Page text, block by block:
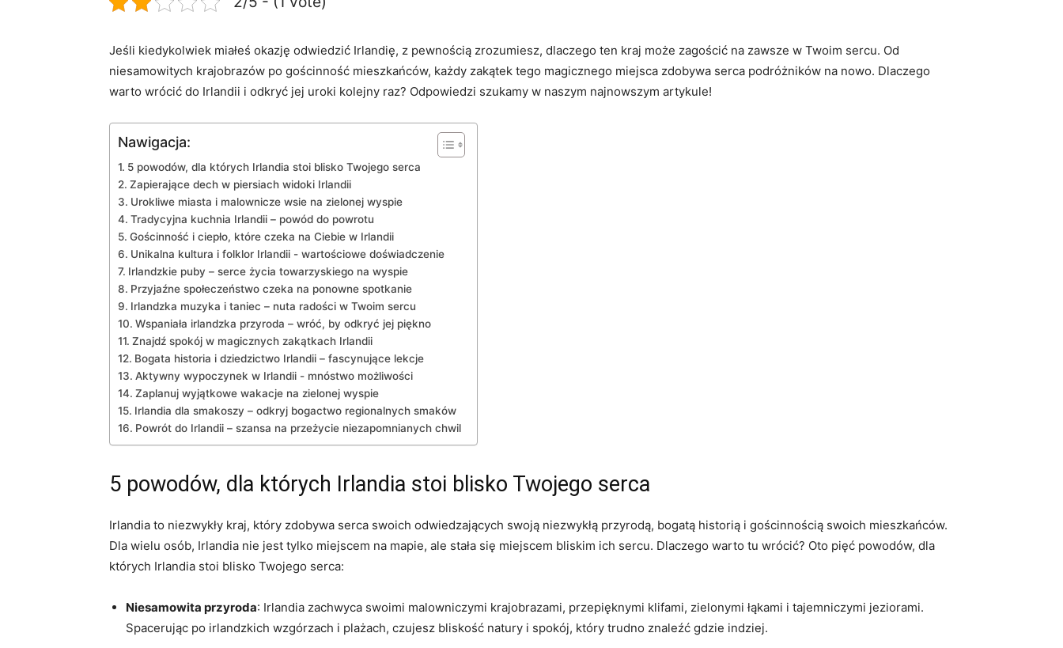
Jeśli kiedykolwiek miałeś okazję odwiedzić Irlandię, z pewnością ‌zrozumiesz, dlaczego ten kraj może zagościć na zawsze w Twoim sercu. Od
niesamowitych krajobrazów ⁤po gościnność mieszkańców, każdy zakątek ‍tego ⁢magicznego miejsca zdobywa serca podróżników na nowo. Dlaczego
warto wrócić do Irlandii i odkryć ⁢jej uroki kolejny raz? Odpowiedzi szukamy w naszym najnowszym artykule!
Nawigacja:
5 powodów, dla których Irlandia stoi blisko Twojego serca
Zapierające dech​ w⁢ piersiach widoki Irlandii
Urokliwe miasta i malownicze wsie na zielonej wyspie
Tradycyjna kuchnia ‌Irlandii – powód do powrotu
Gościnność i ciepło, które czeka na Ciebie w Irlandii
Unikalna kultura i⁢ folklor Irlandii ​- wartościowe doświadczenie
Irlandzkie puby – serce życia towarzyskiego na wyspie
Przyjaźne społeczeństwo ⁤czeka na ponowne spotkanie
Irlandzka muzyka ‌i taniec – nuta radości w Twoim sercu
Wspaniała irlandzka przyroda – wróć, by odkryć jej piękno
Znajdź spokój w magicznych zakątkach Irlandii
Bogata ‌historia i ⁤dziedzictwo Irlandii – fascynujące lekcje
Aktywny wypoczynek w Irlandii -⁢ mnóstwo możliwości
Zaplanuj wyjątkowe wakacje na zielonej wyspie
Irlandia dla smakoszy – odkryj bogactwo regionalnych smaków
Powrót ‌do Irlandii – szansa na przeżycie niezapomnianych chwil
5 powodów, dla których Irlandia stoi blisko Twojego serca
Irlandia to niezwykły ⁢kraj, który zdobywa ​serca swoich odwiedzających swoją niezwykłą⁣ przyrodą,⁢ bogatą historią i gościnnością swoich mieszkańców.
Dla ‌wielu osób, Irlandia nie jest tylko miejscem na mapie, ale stała się miejscem bliskim ich sercu. Dlaczego warto tu wrócić? Oto pięć powodów, dla
których Irlandia stoi blisko Twojego serca:
Niesamowita przyroda: Irlandia zachwyca swoimi malowniczymi krajobrazami, przepięknymi klifami, zielonymi łąkami⁣ i ⁢tajemniczymi jeziorami.
Spacerując po irlandzkich wzgórzach i plażach, czujesz bliskość natury ‍i spokój, który trudno znaleźć gdzie indziej.